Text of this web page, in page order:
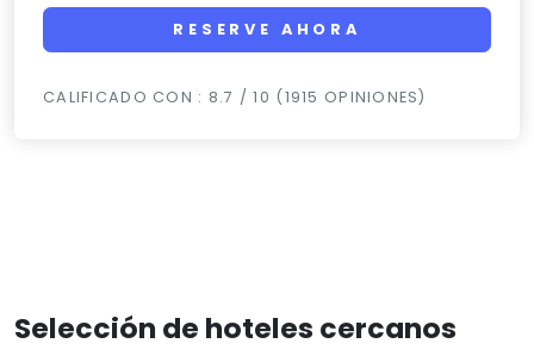
RESERVE AHORA
CALIFICADO CON : 8.7 / 10 (1915 OPINIONES)
Selección de hoteles cercanos